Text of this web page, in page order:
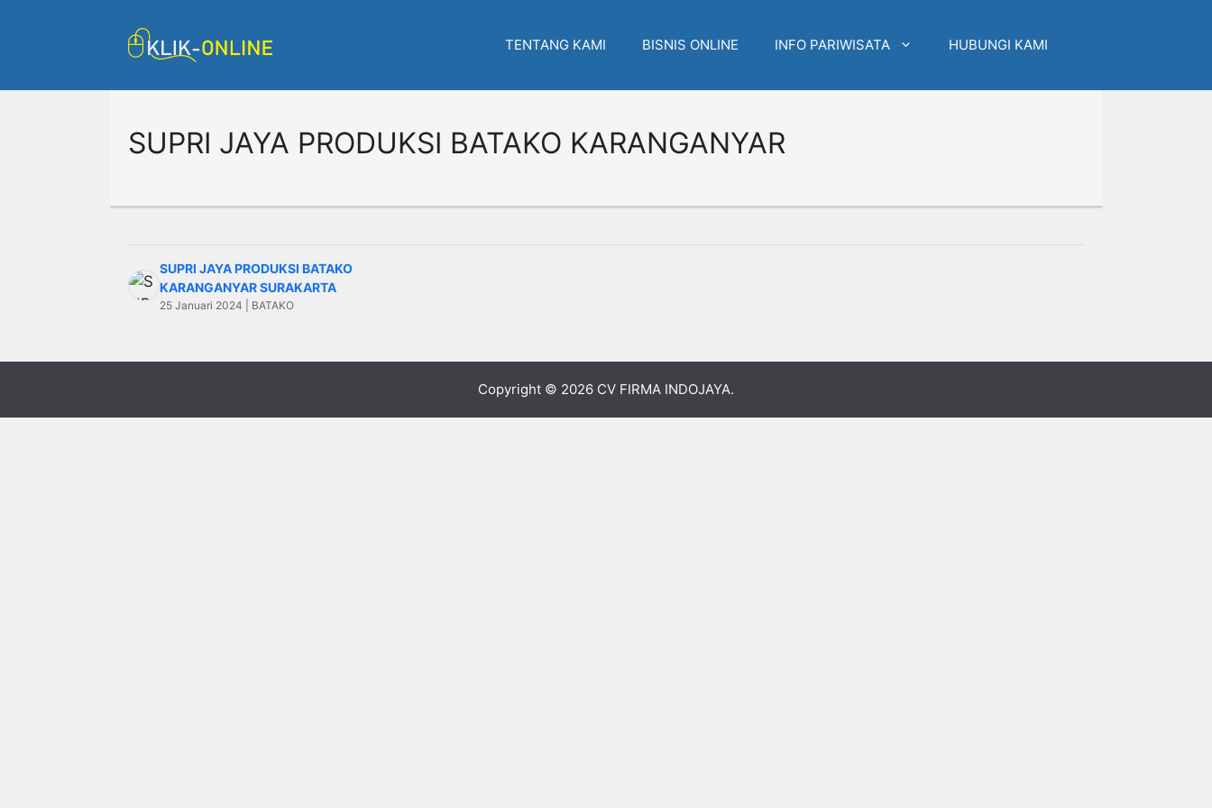
TENTANG KAMI BISNIS ONLINE INFO PARIWISATA HUBUNGI KAMI
SUPRI JAYA PRODUKSI BATAKO KARANGANYAR
SUPRI JAYA PRODUKSI BATAKO
KARANGANYAR SURAKARTA
25 Januari 2024 | BATAKO
Copyright © 2026 CV FIRMA INDOJAYA.